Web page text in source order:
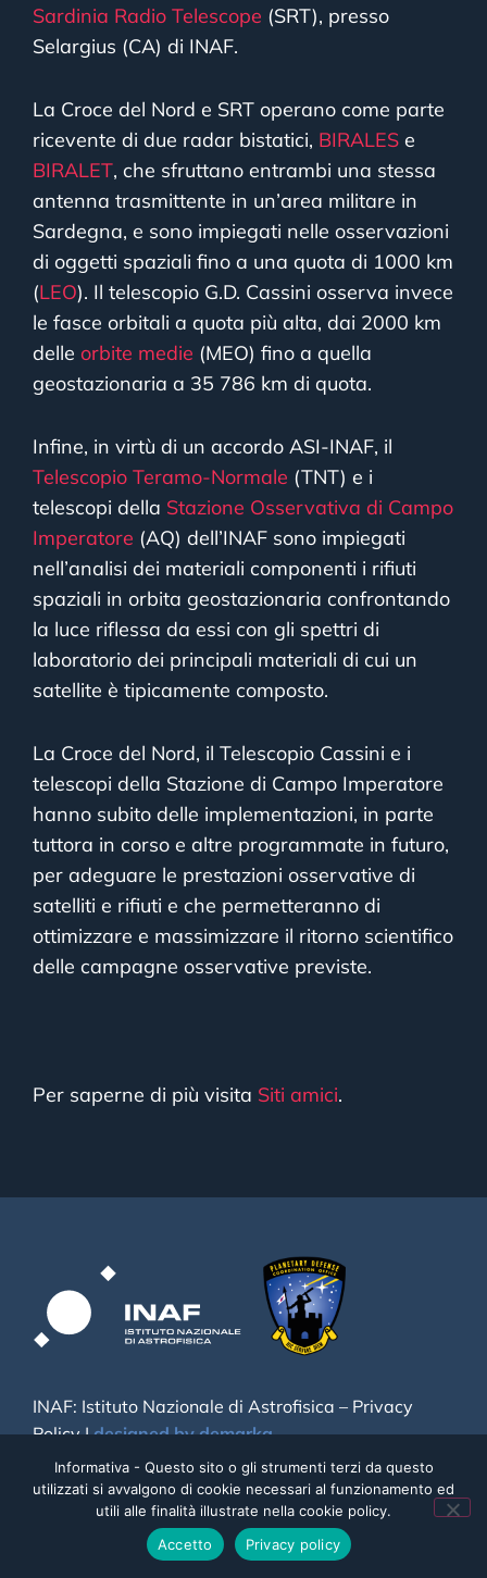
Sardinia Radio Telescope (SRT), presso
Selargius (CA) di INAF.
La Croce del Nord e SRT operano come parte
ricevente di due radar bistatici, BIRALES e
BIRALET, che sfruttano entrambi una stessa
antenna trasmittente in un’area militare in
Sardegna, e sono impiegati nelle osservazioni
di oggetti spaziali fino a una quota di 1000 km
(LEO). Il telescopio G.D. Cassini osserva invece
le fasce orbitali a quota più alta, dai 2000 km
delle orbite medie (MEO) fino a quella
geostazionaria a 35 786 km di quota.
Infine, in virtù di un accordo ASI-INAF, il
Telescopio Teramo-Normale (TNT) e i
telescopi della Stazione Osservativa di Campo
Imperatore (AQ) dell’INAF sono impiegati
nell’analisi dei materiali componenti i rifiuti
spaziali in orbita geostazionaria confrontando
la luce riflessa da essi con gli spettri di
laboratorio dei principali materiali di cui un
satellite è tipicamente composto.
La Croce del Nord, il Telescopio Cassini e i
telescopi della Stazione di Campo Imperatore
hanno subito delle implementazioni, in parte
tuttora in corso e altre programmate in futuro,
per adeguare le prestazioni osservative di
satelliti e rifiuti e che permetteranno di
ottimizzare e massimizzare il ritorno scientifico
delle campagne osservative previste.
Per saperne di più visita Siti amici.
INAF: Istituto Nazionale di Astrofisica – Privacy
Policy|designed by demarka
Informativa - Questo sito o gli strumenti terzi da questo
utilizzati si avvalgono di cookie necessari al funzionamento ed
utili alle finalità illustrate nella cookie policy.
Accetto
Privacy policy